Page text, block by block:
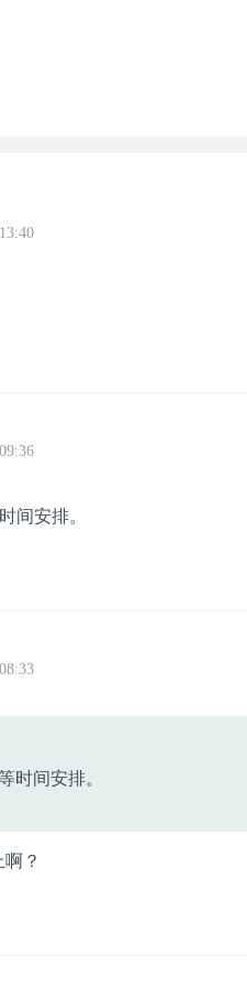
间安排。
时间安排。
？